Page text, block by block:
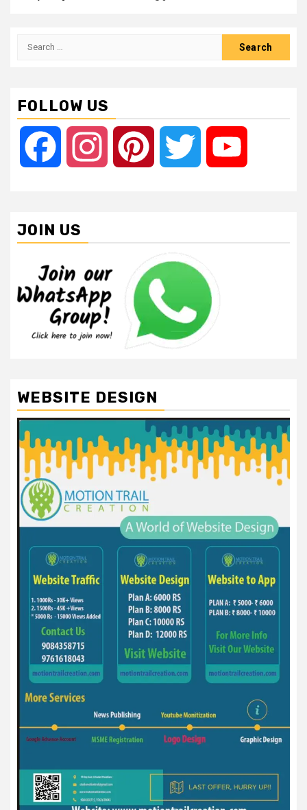
Search
FOLLOW US
Facebook Instagram Pinterest Twitter
JOIN US
WEBSITE DESIGN